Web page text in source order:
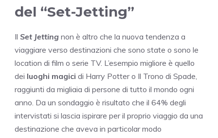
del “Set-Jetting”
Il Set Jetting non è altro che la nuova tendenza a
viaggiare verso destinazioni che sono state o sono le
location di film o serie TV. L’esempio migliore è quello
dei luoghi magici di Harry Pottero Il Trono di Spade,
raggiunti da migliaia di persone di tutto il mondo ogni
anno. Da un sondaggio è risultato che il 64% degli
intervistati si lascia ispirare per il proprio viaggio da una
destinazione che aveva in particolar modo